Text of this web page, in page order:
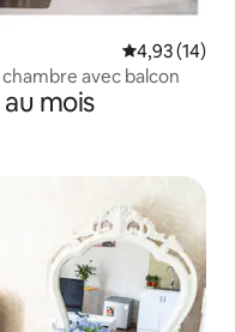
Évaluation
4,93 (14)
avec balcon
mois